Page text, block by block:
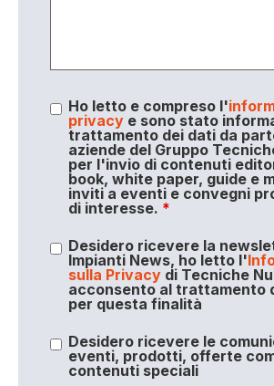
Ho letto e compreso l'
privacye sono stato
trattamento dei dati da
aziende del Gruppo
per l'invio di contenuti
book, white paper, guide e
inviti a eventi e convegni
di interesse. *
Desidero ricevere la
Impianti News, ho letto l'
sulla Privacydi Tecniche
acconsento al trattamento
per questa finalità
Desidero ricevere le
eventi, prodotti, offerte
contenuti speciali